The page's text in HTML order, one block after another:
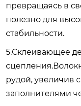
превращаясь в
полезно для
стабильности.
5.Склеивающее
рудой, увеличив
заполнителями